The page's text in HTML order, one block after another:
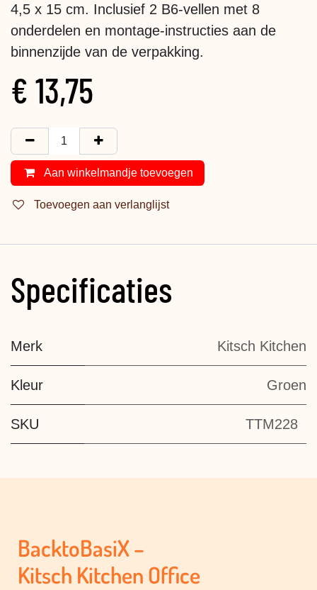
4,5 x 15 cm. Inclusief 2 B6-vellen met 8
onderdelen en montage-instructies aan de
binnenzijde van de verpakking.
€ 13,75
Aan winkelmandje toevoegen
Toevoegen aan verlanglijst
Specificaties
Merk Kitsch Kitchen
Kleur Groen
SKU TTM228
BacktoBasiX –
Kitsch Kitchen Office